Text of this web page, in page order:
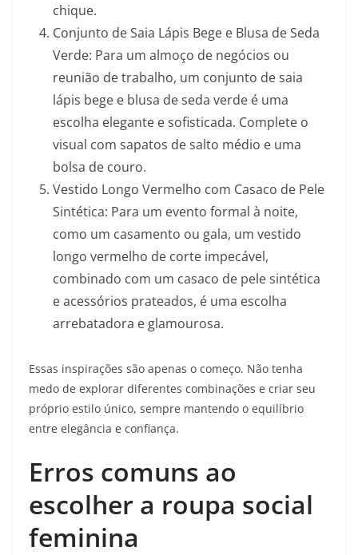
chique.
Conjunto de Saia Lápis Bege e Blusa de Seda
Verde: Para um almoço de negócios ou
reunião de trabalho, um conjunto de saia
lápis bege e blusa de seda verde é uma
escolha elegante e sofisticada. Complete o
visual com sapatos de salto médio e uma
bolsa de couro.
Vestido Longo Vermelho com Casaco de Pele
Sintética: Para um evento formal à noite,
como um casamento ou gala, um vestido
longo vermelho de corte impecável,
combinado com um casaco de pele sintética
e acessórios prateados, é uma escolha
arrebatadora e glamourosa.
Essas inspirações são apenas o começo. Não tenha
medo de explorar diferentes combinações e criar seu
próprio estilo único, sempre mantendo o equilíbrio
entre elegância e confiança.
Erros comuns ao
escolher a roupa social
feminina